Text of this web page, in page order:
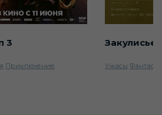
3
Приключение
Закулисье
Ужасы